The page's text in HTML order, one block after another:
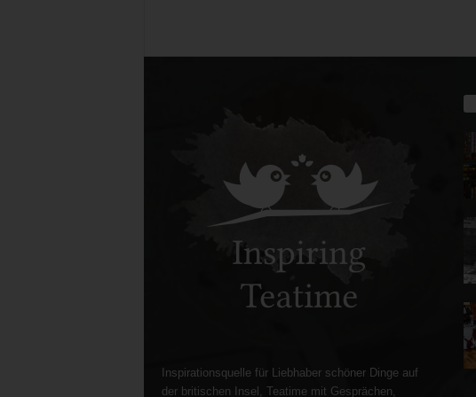
Inspirationsquelle für Liebhaber schöner Dinge auf
der britischen Insel, Teatime mit Gesprächen,